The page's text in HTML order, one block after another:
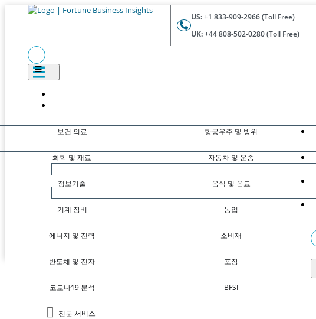
US:+1 833-909-2966 (Toll Free)
UK:+44 808-502-0280 (Toll Free)
보건 의료
화학 및 재료
정보기술
기계 장비
에너지 및 전력
반도체 및 전자
코로나19 분석
전문 서비스
항공우주 및 방위
자동차 및 운송
음식 및 음료
농업
소비재
포장
BFSI